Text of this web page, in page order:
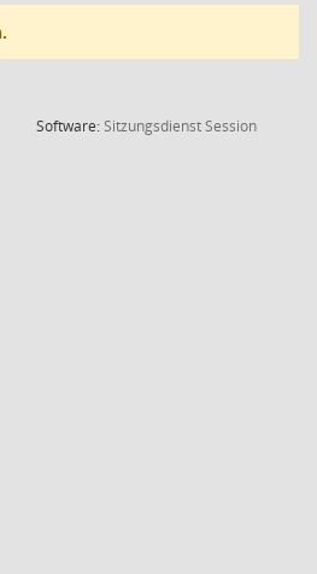
Software:SitzungsdienstSession(Wird in